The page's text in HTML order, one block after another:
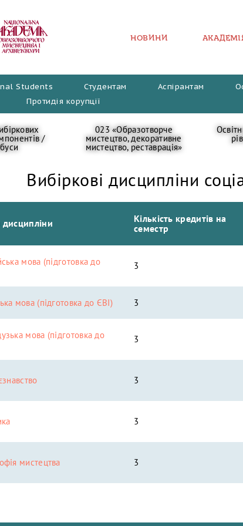
НОВИНИ
Students Студентам Аспірантам
Протидія корупції
/
023 «Образотворче
мистецтво, декоративне
мистецтво, реставрація»
Вибіркові дисципліни
дисципліни
Кількість кредитів на
семестр
мова (підготовка до 3
мова (підготовка до ЄВІ) 3
мова (підготовка до 3
3
3
мистецтва 3